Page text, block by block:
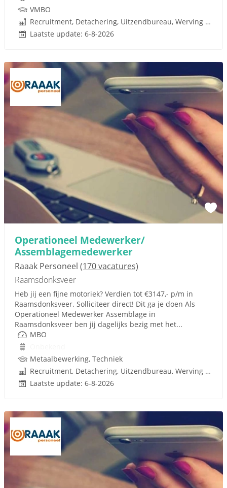
VMBO
Recruitment, Detachering, Uitzendbureau, Werving en Selectie
Laatste update: 6-8-2026
Operationeel Medewerker/
Assemblagemedewerker
Raaak Personeel (170 vacatures)
Raamsdonksveer
Heb jij een fijne motoriek? Verdien tot €3147,- p/m in
Raamsdonksveer. Solliciteer direct! Dit ga je doen Als
Operationeel Medewerker Assemblage in
Raamsdonksveer ben jij dagelijks bezig met het...
MBO
Metaalbewerking, Techniek
Recruitment, Detachering, Uitzendbureau, Werving en Selectie
Laatste update: 6-8-2026